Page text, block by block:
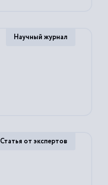
Научный журнал
Статья от экспертов